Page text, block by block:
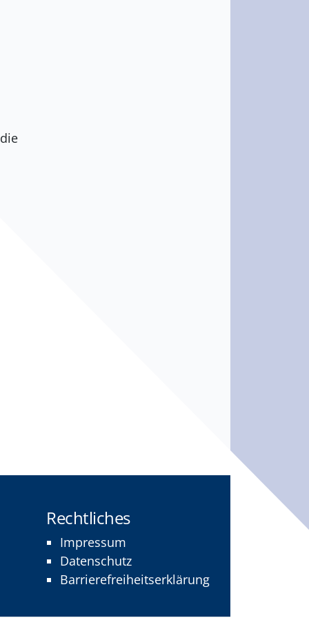
Rechtliches
Impressum
Datenschutz
Barrierefreiheitserklärung